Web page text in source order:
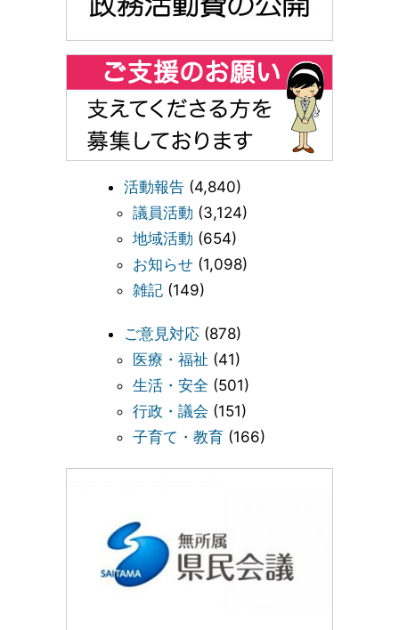
活動報告 (4,840)
議員活動 (3,124)
地域活動 (654)
お知らせ (1,098)
雑記 (149)
ご意見対応 (878)
医療・福祉 (41)
生活・安全 (501)
行政・議会 (151)
子育て・教育 (166)